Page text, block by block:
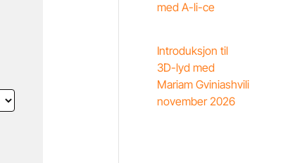
med A-li-ce
Introduksjon til
3D-lyd med
Mariam Gviniashvili
november 2026